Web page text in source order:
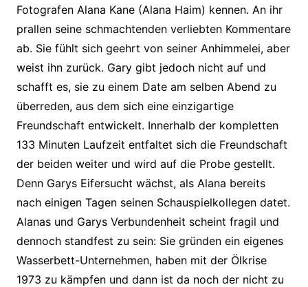
Fotografen Alana Kane (Alana Haim) kennen. An ihr
prallen seine schmachtenden verliebten Kommentare
ab. Sie fühlt sich geehrt von seiner Anhimmelei, aber
weist ihn zurück. Gary gibt jedoch nicht auf und
schafft es, sie zu einem Date am selben Abend zu
überreden, aus dem sich eine einzigartige
Freundschaft entwickelt. Innerhalb der kompletten
133 Minuten Laufzeit entfaltet sich die Freundschaft
der beiden weiter und wird auf die Probe gestellt.
Denn Garys Eifersucht wächst, als Alana bereits
nach einigen Tagen seinen Schauspielkollegen datet.
Alanas und Garys Verbundenheit scheint fragil und
dennoch standfest zu sein: Sie gründen ein eigenes
Wasserbett-Unternehmen, haben mit der Ölkrise
1973 zu kämpfen und dann ist da noch der nicht zu